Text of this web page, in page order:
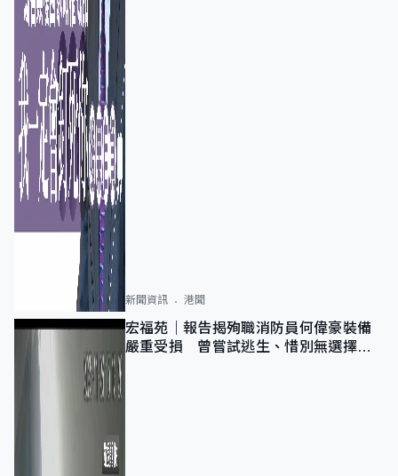
新聞資訊 港聞
宏福苑｜報告揭殉職消防員何偉豪裝備
嚴重受損 曾嘗試逃生、惜別無選擇下